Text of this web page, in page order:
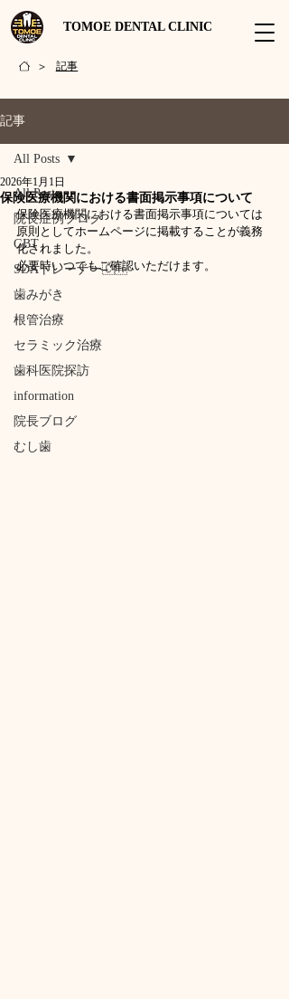
TOMOE DENTAL CLINIC
> 記事
記事
All Posts
院長症例ブログ
GBT
SDAトレーナー🇨🇭
歯みがき
根管治療
セラミック治療
歯科医院探訪
information
院長ブログ
むし歯
All Posts
保険医療機関における書面掲示事項について
2026年1月1日
保険医療機関における書面掲示事項については
原則としてホームページに掲載することが義務
化されました。
必要時いつでもご確認いただけます。